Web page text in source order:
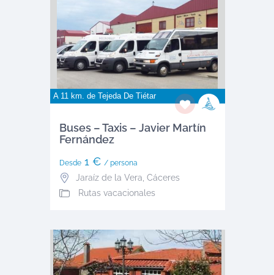
A 11 km. de Tejeda De Tiétar
Buses – Taxis – Javier Martín
Fernández
Desde1 € / persona
Jaraíz de la Vera Cáceres
Rutas vacacionales